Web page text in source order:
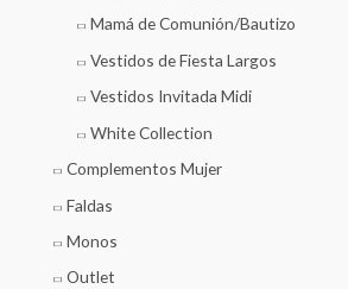
Mamá de Comunión/Bautizo
Vestidos de Fiesta Largos
Vestidos Invitada Midi
White Collection
Complementos Mujer
Faldas
Monos
Outlet